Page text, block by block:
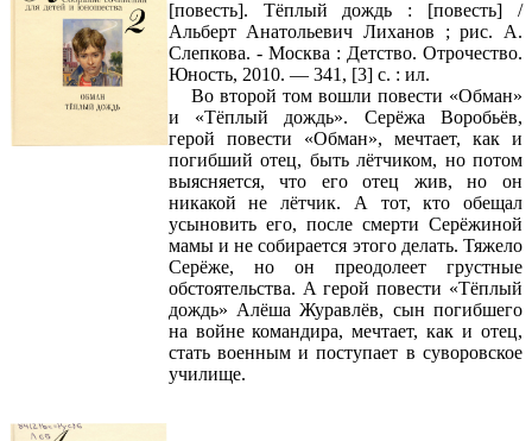
[повесть]. Тёплый дождь : [повесть] /
Альберт Анатольевич Лиханов ; рис. А.
Слепкова. - Москва : Детство. Отрочество.
Юность, 2010. — 341, [3] с. : ил.
Во второй том вошли повести «Обман»
и «Тёплый дождь». Серёжа Воробьёв,
герой повести «Обман», мечтает, как и
погибший отец, быть лётчиком, но потом
выясняется, что его отец жив, но он
никакой не лётчик. А тот, кто обещал
усыновить его, после смерти Серёжиной
мамы и не собирается этого делать. Тяжело
Серёже, но он преодолеет грустные
обстоятельства. А герой повести «Тёплый
дождь» Алёша Журавлёв, сын погибшего
на войне командира, мечтает, как и отец,
стать военным и поступает в суворовское
училище.